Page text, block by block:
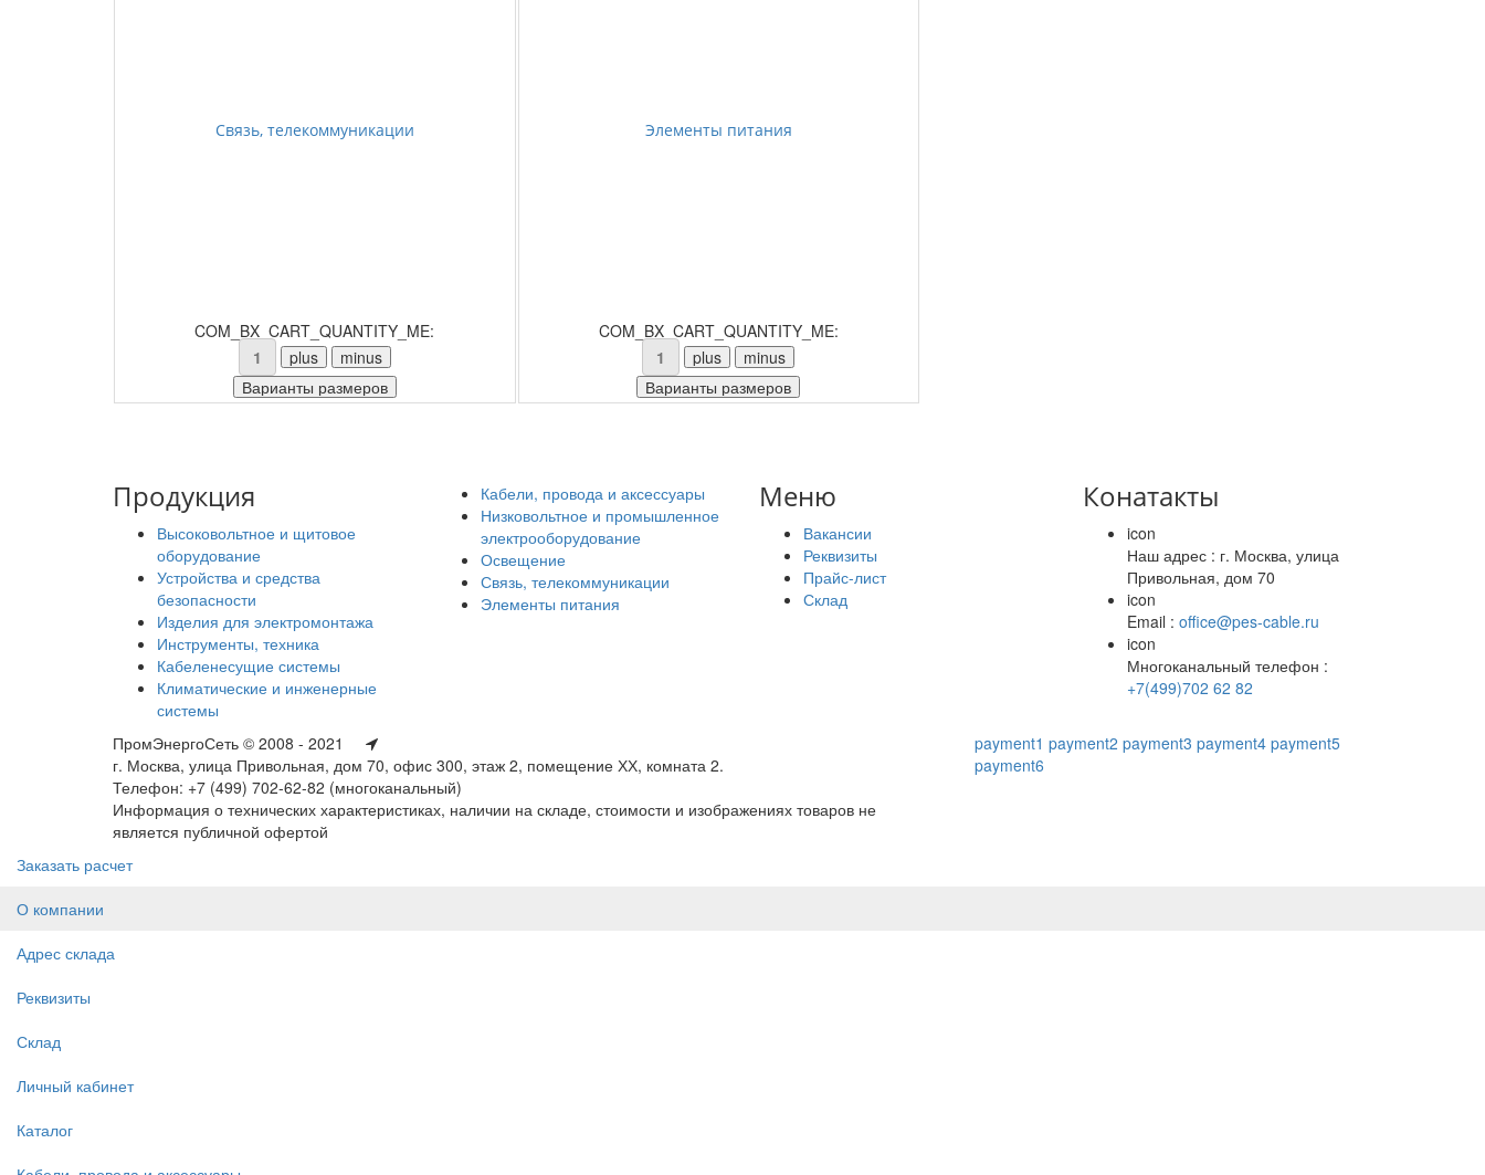
Связь, телекоммуникации
COM_BX_CART_QUANTITY_ME:
Элементы питания
COM_BX_CART_QUANTITY_ME:
Продукция
Высоковольтное и щитовое
оборудование
Устройства и средства
безопасности
Изделия для электромонтажа
Инструменты, техника
Кабеленесущие системы
Климатические и инженерные
системы
Кабели, провода и аксессуары
Низковольтное и промышленное
электрооборудование
Освещение
Связь, телекоммуникации
Элементы питания
Меню
Вакансии
Реквизиты
Прайс-лист
Склад
Конатакты
icon
Наш адрес : г. Москва, улица
Привольная, дом 70
icon
Email : office@pes-cable.ru
icon
Многоканальный телефон :
+7(499)702 62 82
ПромЭнергоСеть © 2008 - 2021
г. Москва, улица Привольная, дом 70, офис 300, этаж 2, помещение ХХ, комната 2.
Телефон: +7 (499) 702-62-82 (многоканальный)
Информация о технических характеристиках, наличии на складе, стоимости и изображениях товаров не
является публичной офертой
payment1 payment2 payment3 payment4 payment5
payment6
Заказать расчет
О компании
Адрес склада
Реквизиты
Склад
Личный кабинет
Каталог